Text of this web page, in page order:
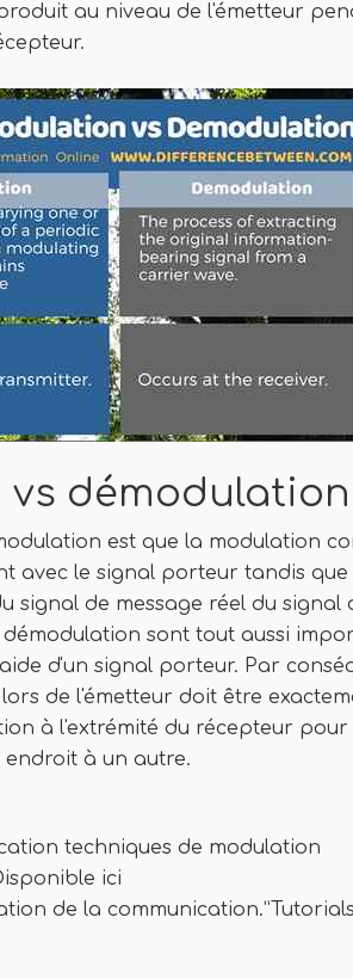
au niveau de l'émetteur
vs démodulation
est que la modulation
avec le signal porteur tandis que
signal de message réel du signal
sont tout aussi
d'un signal porteur. Par
de l'émetteur doit être
à l'extrémité du récepteur pour
à un autre.
techniques de modulation
ici
de la